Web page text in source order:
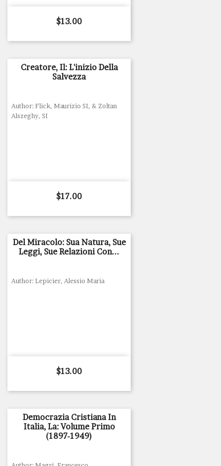
Price
$13.00
Creatore, Il: L'inizio Della
Salvezza
Author: Flick, Maurizio SI, & Zoltan
Alszeghy, SI
Price
$17.00
Del Miracolo: Sua Natura, Sue
Leggi, Sue Relazioni Con...
Author: Lepicier, Alessio Maria
Price
$13.00
Democrazia Cristiana In
Italia, La: Volume Primo
(1897-1949)